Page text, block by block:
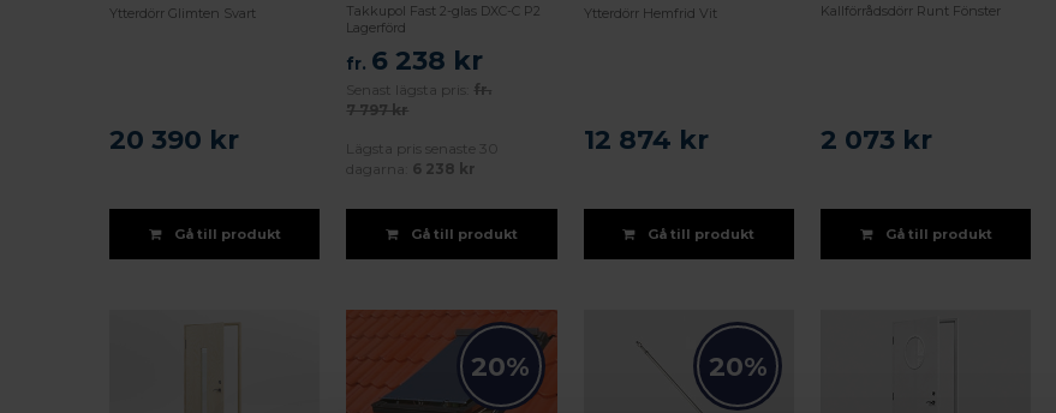
Ytterdörr Glimten Svart
20 390 kr
Gå till produkt
Takkupol Fast 2-glas DXC-C P2
Lagerförd
fr. 6 238 kr
Senast lägsta pris: fr.
7 797 kr
Lägsta pris senaste 30
dagarna: 6 238 kr
Gå till produkt
Ytterdörr Hemfrid Vit
12 874 kr
Gå till produkt
Kallförrådsdörr Runt Fönster
2 073 kr
Gå till produkt
20% 20%